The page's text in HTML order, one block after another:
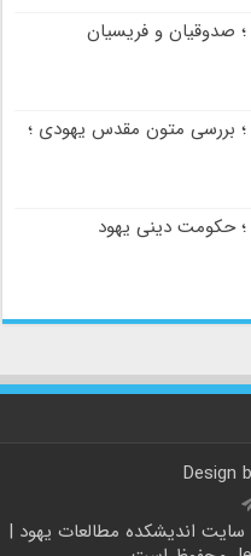
صدوقیان و فریسیان
؛ بررسی متون مقدس یهودی ؛
؛ حکومت دینی یهود
Design
اندیشکده مطالعات یهود |